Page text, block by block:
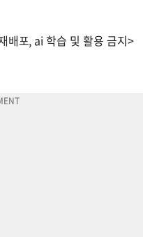
배포, ai 학습 및 활용 금지>